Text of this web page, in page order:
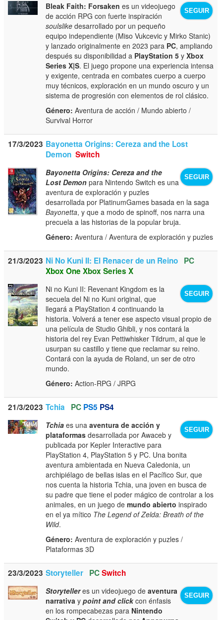
SEGUIR
Bleak Faith: Forsaken es un videojuego
de acción RPG con fuerte inspiración
soulslike desarrollado por un pequeño
equipo independiente (Miso Vukcevic y Mirko Stanic)
y lanzado originalmente en 2023 para PC, ampliando
después su disponibilidad a PlayStation 5 yXbox
Series X|S. El juego propone una experiencia intensa
y exigente, centrada en combates cuerpo a cuerpo
muy técnicos, exploración en un mundo oscuro y un
sistema de progresión con elementos de rol clásico.
Género: Aventura de acción / Mundo abierto /
Survival Horror
17/3/2023 Bayonetta Origins: Cereza and the Lost
Demon Switch
SEGUIR
Bayonetta Origins: Cereza and the
Lost Demon para Nintendo Switch es una
aventura de exploración y puzles
desarrollada por PlatinumGames basada en la saga
Bayonetta, y que a modo de spinoff, nos narra una
precuela a las historias de la popular bruja.
Género: Aventura / Aventura de exploración y puzles
21/3/2023 Ni No Kuni II: El Renacer de un Reino PC
Xbox One Xbox Series X
SEGUIR
Ni no Kuni II: Revenant Kingdom es la
secuela del Ni no Kuni original, que
llegará a PlayStation 4 continuando la
historia. Volverá a tener ese aspecto visual propio de
una película de Studio Ghibli, y nos contará la
historia del rey Evan Pettiwhisker Tildrum, al que le
usurpan su castillo y tiene que reclamar su reino.
Contará con la ayuda de Roland, un ser de otro
mundo.
Género: Action-RPG / JRPG
21/3/2023 Tchia PC PS5 PS4
SEGUIR
Tchia es unaaventura de acción y
plataformas desarrollada por Awaceb y
publicada por Kepler Interactive para
PlayStation 4, PlayStation 5 y PC. Una bonita
aventura ambientada en Nueva Caledonia, un
archipiélago de bellas islas en el Pacífico Sur, que
nos cuenta la historia Tchia, una joven en busca de
su padre que tiene el poder mágico de controlar a los
animales, en un juego demundo abierto inspirado
en el ya mítico The Legend of Zelda: Breath of the
Wild.
Género: Aventura de exploración y puzles /
Plataformas 3D
23/3/2023 Storyteller PCSwitch
SEGUIR
Storytelleres un videojuego deaventura
narrativa ypoint and clickcon énfasis
en los rompecabezas para Nintendo